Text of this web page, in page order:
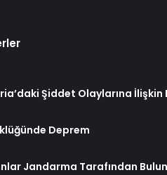
Şiddet Olaylarına İlişkin
Deprem
Jandarma Tarafından